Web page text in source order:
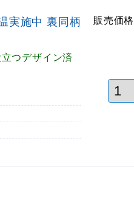
実施中 裏同柄
つデザイン済
販売価格